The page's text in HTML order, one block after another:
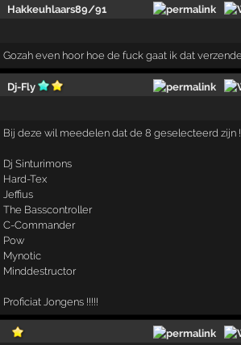
Hakkeuhlaars89/91
Gozah even hoor hoe de fuck gaat ik dat
Dj-Fly
Bij deze wil meedelen dat de 8 geselecteerd zijn
Dj Sinturimons
Hard-Tex
Jeffius
The Basscontroller
C-Commander
Pow
Mynotic
Minddestructor
Proficiat Jongens !!!!!